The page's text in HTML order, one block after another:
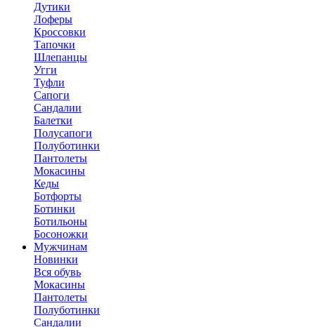
Дутики
Лоферы
Кроссовки
Тапочки
Шлепанцы
Угги
Туфли
Сапоги
Сандалии
Балетки
Полусапоги
Полуботинки
Пантолеты
Мокасины
Кеды
Ботфорты
Ботинки
Ботильоны
Босоножки
Мужчинам
Новинки
Вся обувь
Мокасины
Пантолеты
Полуботинки
Сандалии